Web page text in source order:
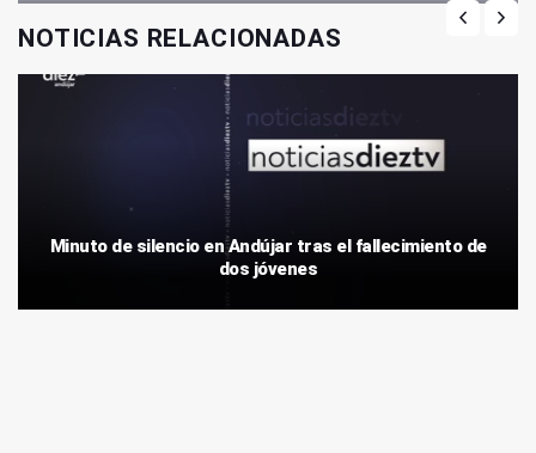
NOTICIAS RELACIONADAS
Minuto de silencio en Andújar tras el fallecimiento de
dos jóvenes